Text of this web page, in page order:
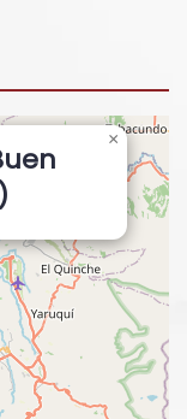
×